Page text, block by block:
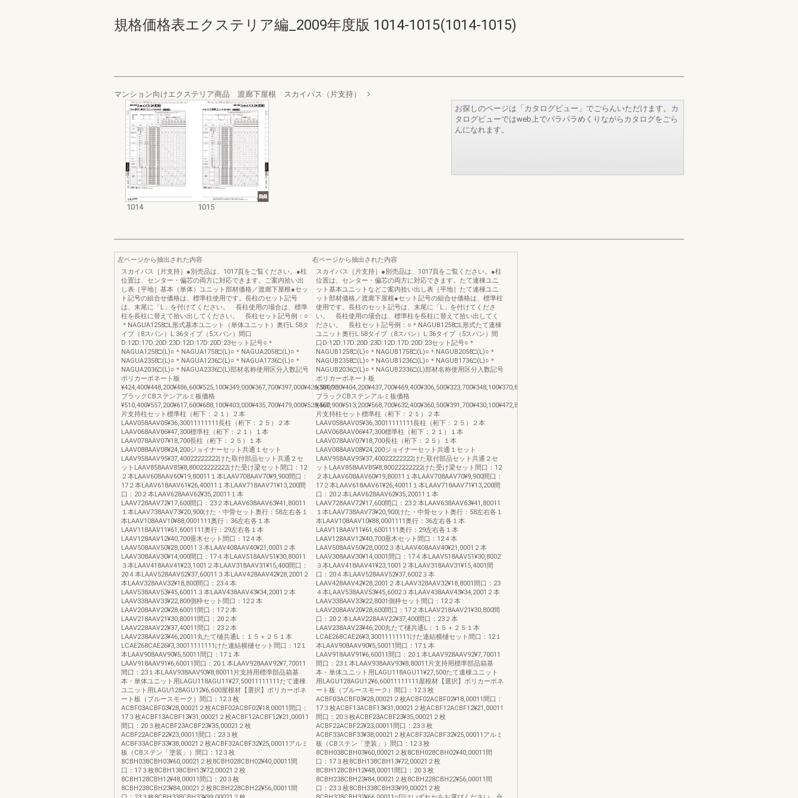
規格価格表エクステリア編_2009年度版 1014-1015(1014-1015)
マンション向けエクステリア商品 渡廊下屋根 スカイパス（片支持）
1014 1015
お探しのページは「カタログビュー」でごらんいただけます。カ
タログビューではweb上でパラパラめくりながらカタログをごら
んになれます。
左ページから抽出された内容
スカイパス［片支持］●別売品は、1017頁をご覧ください。●柱
位置は、センター・偏芯の両方に対応できます。ご案内拾い出
し表［平地］基本（単体）ユニット部材価格／渡廊下屋根●セッ
ト記号の組合せ価格は、標準柱使用です。長柱のセット記号
は、末尾に「L」を付けてください。 長柱使用の場合は、標準
柱を長柱に替えて拾い出してください。 長柱セット記号例：○
＊NAGUA1258□L形式基本ユニット（単体ユニット）奥行L:58タ
イプ（8スパン）L:36タイプ（5スパン）間口
D:12D:17D:20D:23D:12D:17D:20D:23セット記号○＊
NAGUA1258□(L)○＊NAGUA1758□(L)○＊NAGUA2058□(L)○＊
NAGUA2358□(L)○＊NAGUA1236□(L)○＊NAGUA1736□(L)○＊
NAGUA2036□(L)○＊NAGUA2336□(L)部材名称使用区分入数記号
ポリカーボネート板
¥424,400¥448,200¥486,600¥525,100¥349,000¥367,700¥397,000¥426,500CB
ブラックCBステンアルミ板価格
¥510,400¥557,200¥617,600¥688,100¥403,000¥435,700¥479,000¥528,500
片支持柱セット標準柱（桁下：２１）２本
LAAV058AAV05¥36,30011111111長柱（桁下：２５）２本
LAAV068AAV06¥47,300標準柱（桁下：２１）１本
LAAV078AAV07¥18,700長柱（桁下：２５）１本
LAAV088AAV08¥24,200ジョイナーセット共通１セット
LAAV958AAV95¥37,40022222222けた取付部品セット共通２セ
ットLAAV858AAV85¥8,80022222222けた受け梁セット間口：12
２本LAAV608AAV60¥19,80011１本LAAV708AAV70¥9,900間口：
17２本LAAV618AAV61¥26,40011１本LAAV718AAV71¥13,200間
口：20２本LAAV628AAV62¥35,20011１本
LAAV728AAV72¥17,600間口：23２本LAAV638AAV63¥41,80011
１本LAAV738AAV73¥20,900けた・中骨セット奥行：58左右各１
本LAAV108AAV10¥88,0001111奥行：36左右各１本
LAAV118AAV11¥61,6001111奥行：29左右各１本
LAAV128AAV12¥40,700垂木セット間口：12４本
LAAV508AAV50¥28,00011３本LAAV408AAV40¥21,0001２本
LAAV308AAV30¥14,000間口：17４本LAAV518AAV51¥30,80011
３本LAAV418AAV41¥23,1001２本LAAV318AAV31¥15,400間口：
20４本LAAV528AAV52¥37,60011３本LAAV428AAV42¥28,2001２
本LAAV328AAV32¥18,800間口：23４本
LAAV538AAV53¥45,60011３本LAAV438AAV43¥34,2001２本
LAAV338AAV33¥22,800側枠セット間口：12２本
LAAV208AAV20¥28,60011間口：17２本
LAAV218AAV21¥30,80011間口：20２本
LAAV228AAV22¥37,40011間口：23２本
LAAV238AAV23¥46,20011丸たて樋共通L：１５＋２５１本
LCAE268CAE26¥3,30011111111けた連結横樋セット間口：12１
本LAAV908AAV90¥5,50011間口：17１本
LAAV918AAV91¥6,60011間口：20１本LAAV928AAV92¥7,70011
間口：23１本LAAV938AAV93¥8,80011片支持用標準部品箱基
本・単体ユニット用LAGU118AGU11¥27,50011111111たて連棟
ユニット用LAGU128AGU12¥6,600屋根材【選択】ポリカーボネ
ート板（ブルースモーク）間口：12３枚
ACBF03ACBF03¥28,00021２枚ACBF02ACBF02¥18,00011間口：
17３枚ACBF13ACBF13¥31,00021２枚ACBF12ACBF12¥21,00011
間口：20３枚ACBF23ACBF23¥35,00021２枚
ACBF22ACBF22¥23,00011間口：23３枚
ACBF33ACBF33¥38,00021２枚ACBF32ACBF32¥25,00011アルミ
板（CBステン「塗装」）間口：12３枚
8CBH038CBH03¥60,00021２枚8CBH028CBH02¥40,00011間
口：17３枚8CBH138CBH13¥72,00021２枚
8CBH128CBH12¥48,00011間口：20３枚
8CBH238CBH23¥84,00021２枚8CBH228CBH22¥56,00011間
右ページから抽出された内容
スカイパス［片支持］●別売品は、1017頁をご覧ください。●柱
位置は、センター・偏芯の両方に対応できます。たて連棟ユニ
ット基本ユニットなどご案内拾い出し表［平地］たて連棟ユニ
ット部材価格／渡廊下屋根●セット記号の組合せ価格は、標準柱
使用です。長柱のセット記号は、末尾に「L」を付けてくださ
い。 長柱使用の場合は、標準柱を長柱に替えて拾い出してく
ださい。 長柱セット記号例：○＊NAGUB1258□L形式たて連棟
ユニット奥行L:58タイプ（8スパン）L:36タイプ（5スパン）間
口D:12D:17D:20D:23D:12D:17D:20D:23セット記号○＊
NAGUB1258□(L)○＊NAGUB1758□(L)○＊NAGUB2058□(L)○＊
NAGUB2358□(L)○＊NAGUB1236□(L)○＊NAGUB1736□(L)○＊
NAGUB2036□(L)○＊NAGUB2336□(L)部材名称使用区分入数記号
ポリカーボネート板
¥381,900¥404,200¥437,700¥469,400¥306,500¥323,700¥348,100¥370,800CB
ブラックCBステンアルミ板価格
¥467,900¥513,200¥568,700¥632,400¥360,500¥391,700¥430,100¥472,800
片支持柱セット標準柱（桁下：２１）２本
LAAV058AAV05¥36,30011111111長柱（桁下：２５）２本
LAAV068AAV06¥47,300標準柱（桁下：２１）１本
LAAV078AAV07¥18,700長柱（桁下：２５）１本
LAAV088AAV08¥24,200ジョイナーセット共通１セット
LAAV958AAV95¥37,40022222222けた取付部品セット共通２セ
ットLAAV858AAV85¥8,80022222222けた受け梁セット間口：12
２本LAAV608AAV60¥19,80011１本LAAV708AAV70¥9,900間口：
17２本LAAV618AAV61¥26,40011１本LAAV718AAV71¥13,200間
口：20２本LAAV628AAV62¥35,20011１本
LAAV728AAV72¥17,600間口：23２本LAAV638AAV63¥41,80011
１本LAAV738AAV73¥20,900けた・中骨セット奥行：58左右各１
本LAAV108AAV10¥88,0001111奥行：36左右各１本
LAAV118AAV11¥61,6001111奥行：29左右各１本
LAAV128AAV12¥40,700垂木セット間口：12４本
LAAV508AAV50¥28,0002３本LAAV408AAV40¥21,0001２本
LAAV308AAV30¥14,0001間口：17４本LAAV518AAV51¥30,8002
３本LAAV418AAV41¥23,1001２本LAAV318AAV31¥15,4001間
口：20４本LAAV528AAV52¥37,6002３本
LAAV428AAV42¥28,2001２本LAAV328AAV32¥18,8001間口：23
４本LAAV538AAV53¥45,6002３本LAAV438AAV43¥34,2001２本
LAAV338AAV33¥22,8001側枠セット間口：12２本
LAAV208AAV20¥28,600間口：17２本LAAV218AAV21¥30,800間
口：20２本LAAV228AAV22¥37,400間口：23２本
LAAV238AAV23¥46,200丸たて樋共通L：１５＋２５１本
LCAE268CAE26¥3,30011111111けた連結横樋セット間口：12１
本LAAV908AAV90¥5,50011間口：17１本
LAAV918AAV91¥6,60011間口：20１本LAAV928AAV92¥7,70011
間口：23１本LAAV938AAV93¥8,80011片支持用標準部品箱基
本・単体ユニット用LAGU118AGU11¥27,500たて連棟ユニット
用LAGU128AGU12¥6,60011111111屋根材【選択】ポリカーボネ
ート板（ブルースモーク）間口：12３枚
ACBF03ACBF03¥28,00021２枚ACBF02ACBF02¥18,00011間口：
17３枚ACBF13ACBF13¥31,00021２枚ACBF12ACBF12¥21,00011
間口：20３枚ACBF23ACBF23¥35,00021２枚
ACBF22ACBF22¥23,00011間口：23３枚
ACBF33ACBF33¥38,00021２枚ACBF32ACBF32¥25,00011アルミ
板（CBステン「塗装」）間口：12３枚
8CBH038CBH03¥60,00021２枚8CBH028CBH02¥40,00011間
口：17３枚8CBH138CBH13¥72,00021２枚
8CBH128CBH12¥48,00011間口：20３枚
8CBH238CBH23¥84,00021２枚8CBH228CBH22¥56,00011間
口：23３枚8CBH338CBH33¥99,00021２枚